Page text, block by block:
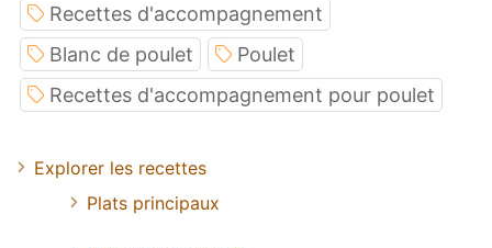
Recettes d'accompagnement
Blanc de poulet
Poulet
Recettes d'accompagnement pour poulet
Explorer les recettes
Plats principaux